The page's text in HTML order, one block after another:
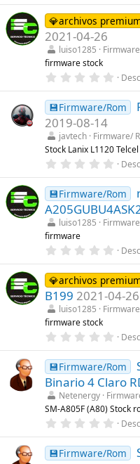
l
l
a
s
)
0
0
e
t
l
a
(
s
💎archivos
2021-04-26
luiso1285
firmware stock
0
0
0
e
t
r
e
l
a
(
s
)
💾Firmware/Rom
2019-08-14
javtech Firmware/
Stock Lanix L1120
0
0
0
e
s
t
l
a
(
s
)
💾Firmware/Rom
luiso1285
firmware
0
0
0
e
s
t
l
a
(
s
)
💎archivos
B199 2021-04-26
luiso1285
firmware stock
0
0
0
e
s
t
r
e
l
a
(
💾Firmware/Rom
Binario 4 Claro
Netenergy
SM-A805F (A80) Stock
0
0
0
💾Firmware/Rom